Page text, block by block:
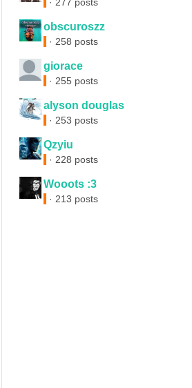
obscuroszz
· 258 posts
giorace
· 255 posts
alyson douglas
· 253 posts
Qzyiu
· 228 posts
Wooots :3
· 213 posts